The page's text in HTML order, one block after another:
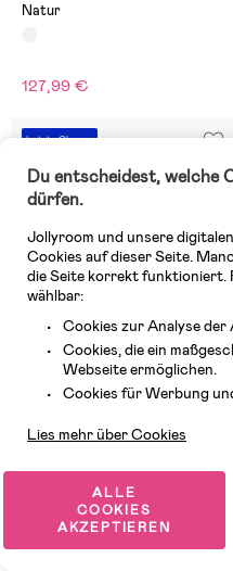
Natur
127,99 €
Letzte Chance
1 VERFÜGBAR
Bloomingville Clennie Decke,
Du entscheidest, welche
dürfen.
Jollyroom und unsere
Cookies auf dieser Seite.
die Seite korrekt funktioniert.
wählbar:
Cookies zur Analyse
Cookies, die ein
Webseite ermöglichen.
Cookies für Werbung
Lies mehr über Cookies
ALLE
COOKIES
AKZEPTIEREN